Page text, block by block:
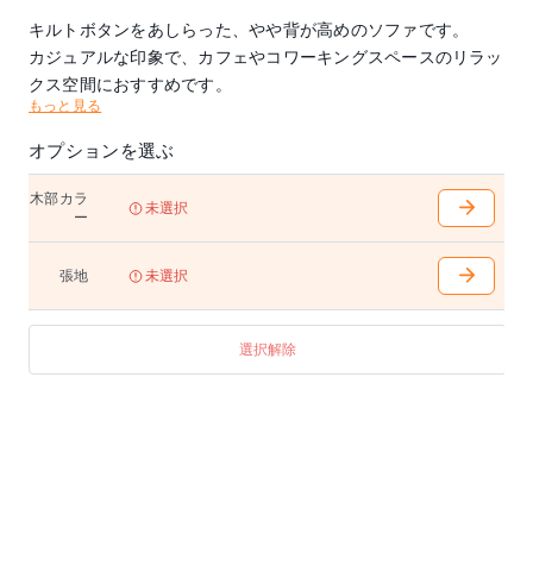
キルトボタンをあしらった、やや背が高めのソファです。
カジュアルな印象で、カフェやコワーキングスペースのリラッ
クス空間におすすめです。
もっと見る
オプションを選ぶ
木部カラ
ー
未選択
張地 未選択
選択解除